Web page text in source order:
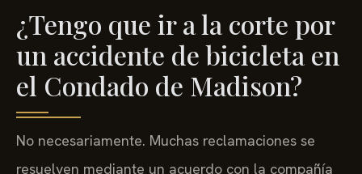
¿Tengo que ir a la corte por
un accidente de bicicleta en
el Condado de Madison?
No necesariamente. Muchas reclamaciones se
resuelven mediante un acuerdo con la compañía